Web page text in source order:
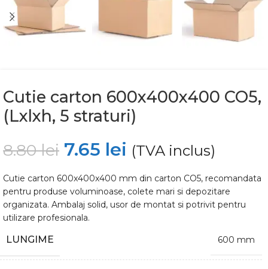
Cutie carton 600x400x400 CO5,
(Lxlxh, 5 straturi)
8.80lei 7.65 lei (TVA inclus)
Cutie carton 600x400x400 mm din carton CO5, recomandata
pentru produse voluminoase, colete mari si depozitare
organizata. Ambalaj solid, usor de montat si potrivit pentru
utilizare profesionala.
LUNGIME 600 mm